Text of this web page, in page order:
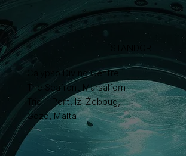
Calypso Diving Centre
The Seafront Marsalforn
Triq il-Port, Iż-Żebbuġ,
Gozo, Malta